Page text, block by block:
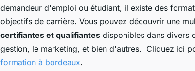
demandeur d'emploi ou étudiant, il existe des
objectifs de carrière. Vous pouvez découvrir une
certifiantes et qualifiantes disponibles dans divers
gestion, le marketing, et bien d'autres. Cliquez ici
formation à bordeaux.